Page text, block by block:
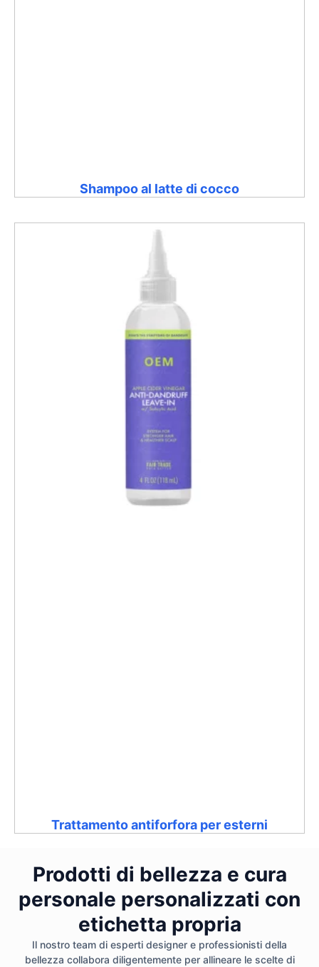
Shampoo al latte di cocco
Trattamento antiforfora per esterni
Prodotti di bellezza e cura
personale personalizzati con
etichetta propria
Il nostro team di esperti designer e professionisti della
bellezza collabora diligentemente per allineare le scelte di